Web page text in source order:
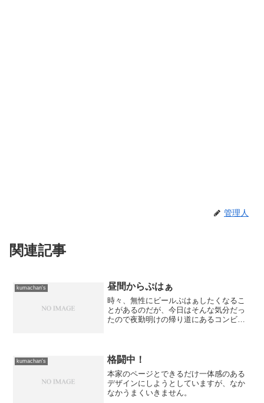
管理人
関連記事
kumachan's 昼間からぷはぁ
時々、無性にビールぷはぁしたくなるこ
とがあるのだが、今日はそんな気分だっ
たので夜勤明けの帰り道にあるコンビニ
ので許してやって下さい。...
kumachan's 格闘中！
本家のページとできるだけ一体感のある
デザインにしようとしていますが、なか
なかうまくいきません。